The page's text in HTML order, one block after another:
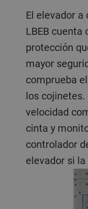
El elevador
LBEB cuenta
protección
mayor
comprueba
los cojinetes.
velocidad
cinta y
controlador
elevador si